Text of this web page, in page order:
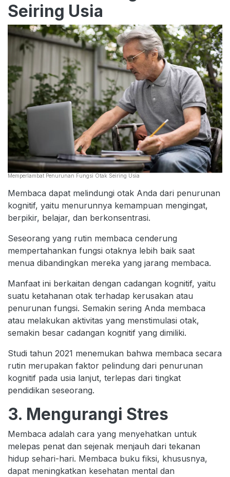
Seiring Usia
Memperlambat Penurunan Fungsi Otak Seiring Usia
Membaca dapat melindungi otak Anda dari penurunan
kognitif, yaitu menurunnya kemampuan mengingat,
berpikir, belajar, dan berkonsentrasi.
Seseorang yang rutin membaca cenderung
mempertahankan fungsi otaknya lebih baik saat
menua dibandingkan mereka yang jarang membaca.
Manfaat ini berkaitan dengan cadangan kognitif, yaitu
suatu ketahanan otak terhadap kerusakan atau
penurunan fungsi. Semakin sering Anda membaca
atau melakukan aktivitas yang menstimulasi otak,
semakin besar cadangan kognitif yang dimiliki.
Studi tahun 2021 menemukan bahwa membaca secara
rutin merupakan faktor pelindung dari penurunan
kognitif pada usia lanjut, terlepas dari tingkat
pendidikan seseorang.
3. Mengurangi Stres
Membaca adalah cara yang menyehatkan untuk
melepas penat dan sejenak menjauh dari tekanan
hidup sehari-hari. Membaca buku fiksi, khususnya,
dapat meningkatkan kesehatan mental dan